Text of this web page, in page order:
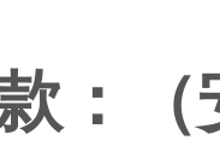
：